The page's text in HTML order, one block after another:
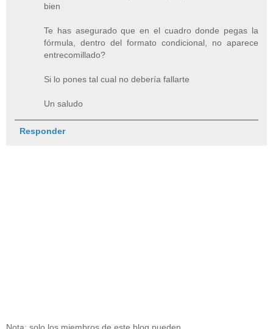
bien
Te has asegurado que en el cuadro donde pegas la
fórmula, dentro del formato condicional, no aparece
entrecomillado?
Si lo pones tal cual no debería fallarte
Un saludo
Responder